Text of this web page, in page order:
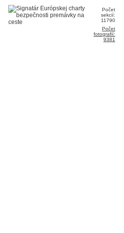
Počet
sekcií:
11790
Počet
fotografií:
9381